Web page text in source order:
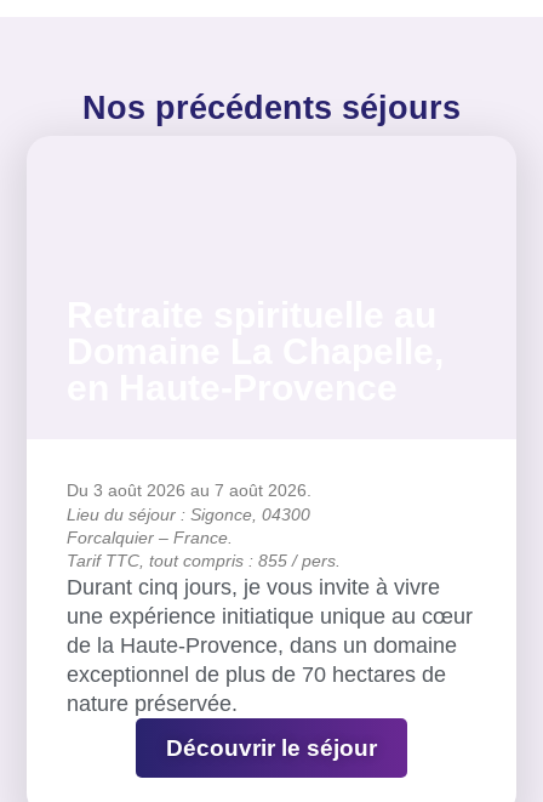
Nos précédents séjours
Du 3 août 2026 au 7 août 2026.
Lieu du séjour : Sigonce, 04300
Forcalquier – France.
Tarif TTC, tout compris : 855 / pers.
Durant cinq jours, je vous invite à vivre
une expérience initiatique unique au cœur
de la Haute-Provence, dans un domaine
exceptionnel de plus de 70 hectares de
nature préservée.
Découvrir le séjour